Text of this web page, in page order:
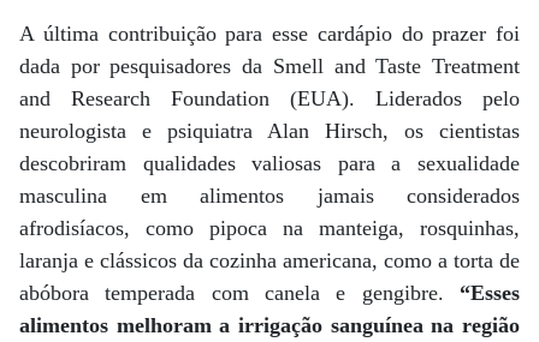
A última contribuição para esse cardápio do prazer foi
dada por pesquisadores da Smell and Taste Treatment
and Research Foundation (EUA). Liderados pelo
neurologista e psiquiatra Alan Hirsch, os cientistas
descobriram qualidades valiosas para a sexualidade
masculina em alimentos jamais considerados
afrodisíacos, como pipoca na manteiga, rosquinhas,
laranja e clássicos da cozinha americana, como a torta de
abóbora temperada com canela e gengibre. “Esses
alimentos melhoram a irrigação sanguínea na região